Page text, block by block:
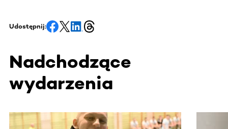
Udostępnij:
Nadchodzące
wydarzenia
Ta sekcja zawiera treści przewijane w poziomie. Użyj